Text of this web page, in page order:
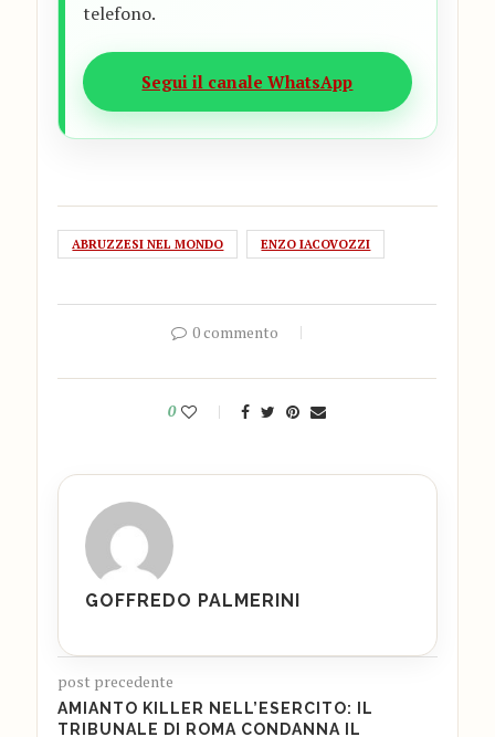
telefono.
Segui il canale WhatsApp
ABRUZZESI NEL MONDO ENZO IACOVOZZI
0 commento
0
GOFFREDO PALMERINI
post precedente
AMIANTO KILLER NELL’ESERCITO: IL
TRIBUNALE DI ROMA CONDANNA IL